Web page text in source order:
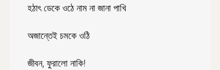
হঠাৎ ডেকে ওঠে নাম না জানা পাখি
অজান্তেই চমকে ওঠি
জীবন, ফুরালো নাকি!